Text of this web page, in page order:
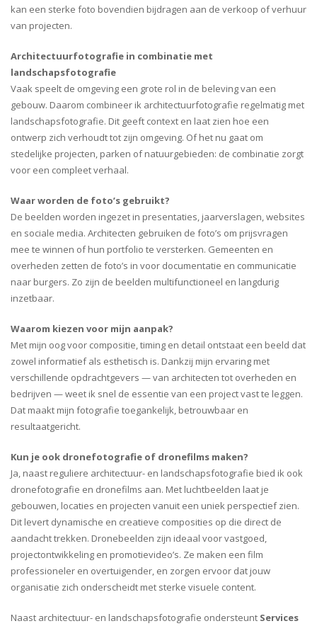
kan een sterke foto bovendien bijdragen aan de verkoop of verhuur
van projecten.
Architectuurfotografie in combinatie met
landschapsfotografie
Vaak speelt de omgeving een grote rol in de beleving van een
gebouw. Daarom combineer ik architectuurfotografie regelmatig met
landschapsfotografie. Dit geeft context en laat zien hoe een
ontwerp zich verhoudt tot zijn omgeving. Of het nu gaat om
stedelijke projecten, parken of natuurgebieden: de combinatie zorgt
voor een compleet verhaal.
Waar worden de foto’s gebruikt?
De beelden worden ingezet in presentaties, jaarverslagen, websites
en sociale media. Architecten gebruiken de foto’s om prijsvragen
mee te winnen of hun portfolio te versterken. Gemeenten en
overheden zetten de foto’s in voor documentatie en communicatie
naar burgers. Zo zijn de beelden multifunctioneel en langdurig
inzetbaar.
Waarom kiezen voor mijn aanpak?
Met mijn oog voor compositie, timing en detail ontstaat een beeld dat
zowel informatief als esthetisch is. Dankzij mijn ervaring met
verschillende opdrachtgevers — van architecten tot overheden en
bedrijven — weet ik snel de essentie van een project vast te leggen.
Dat maakt mijn fotografie toegankelijk, betrouwbaar en
resultaatgericht.
Kun je ook dronefotografie of dronefilms maken?
Ja, naast reguliere architectuur- en landschapsfotografie bied ik ook
dronefotografie en dronefilms aan. Met luchtbeelden laat je
gebouwen, locaties en projecten vanuit een uniek perspectief zien.
Dit levert dynamische en creatieve composities op die direct de
aandacht trekken. Dronebeelden zijn ideaal voor vastgoed,
projectontwikkeling en promotievideo’s. Ze maken een film
professioneler en overtuigender, en zorgen ervoor dat jouw
organisatie zich onderscheidt met sterke visuele content.
Naast architectuur- en landschapsfotografie ondersteunt Services